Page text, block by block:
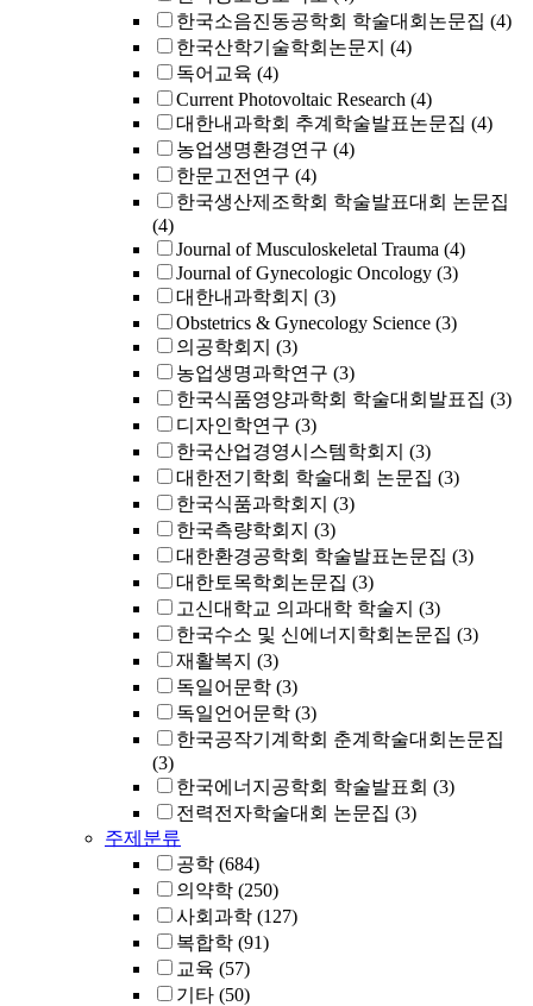
한국소음진동공학회 학술대회논문집 (4)
한국산학기술학회논문지 (4)
독어교육 (4)
Current Photovoltaic Research (4)
대한내과학회 추계학술발표논문집 (4)
농업생명환경연구 (4)
한문고전연구 (4)
한국생산제조학회 학술발표대회 논문집
(4)
Journal of Musculoskeletal Trauma (4)
Journal of Gynecologic Oncology (3)
대한내과학회지 (3)
Obstetrics & Gynecology Science (3)
의공학회지 (3)
농업생명과학연구 (3)
한국식품영양과학회 학술대회발표집 (3)
디자인학연구 (3)
한국산업경영시스템학회지 (3)
대한전기학회 학술대회 논문집 (3)
한국식품과학회지 (3)
한국측량학회지 (3)
대한환경공학회 학술발표논문집 (3)
대한토목학회논문집 (3)
고신대학교 의과대학 학술지 (3)
한국수소 및 신에너지학회논문집 (3)
재활복지 (3)
독일어문학 (3)
독일언어문학 (3)
한국공작기계학회 춘계학술대회논문집
(3)
한국에너지공학회 학술발표회 (3)
전력전자학술대회 논문집 (3)
주제분류
공학 (684)
의약학 (250)
사회과학 (127)
복합학 (91)
교육 (57)
기타 (50)